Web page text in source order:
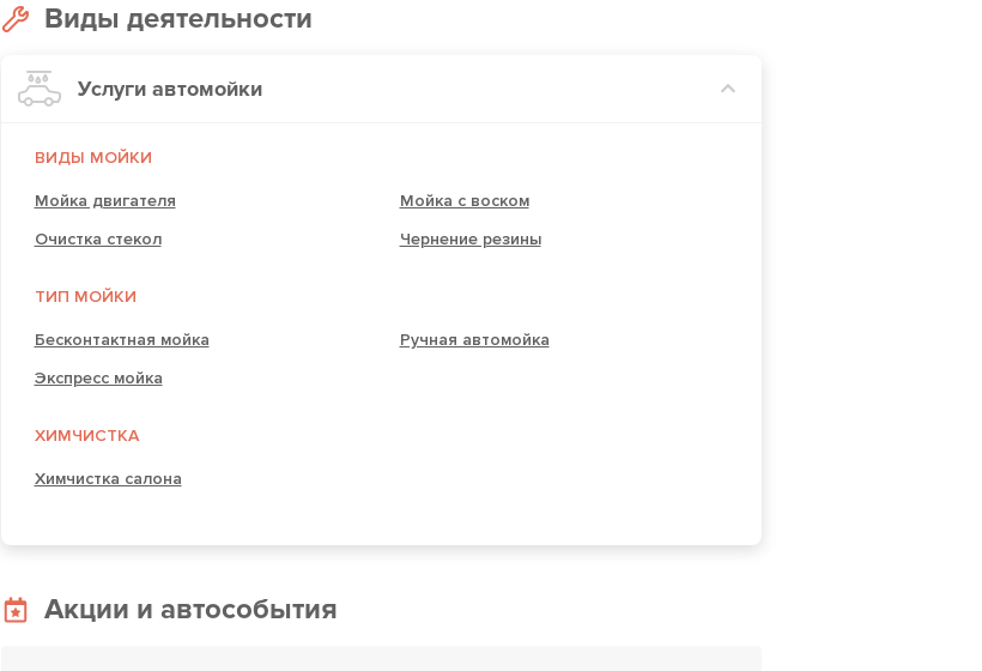
Виды деятельности
Услуги автомойки
ВИДЫ МОЙКИ
Мойка двигателя
Мойка с воском
Очистка стекол
Чернение резины
ТИП МОЙКИ
Бесконтактная мойка
Ручная автомойка
Экспресс мойка
ХИМЧИСТКА
Химчистка салона
Акции и автособытия